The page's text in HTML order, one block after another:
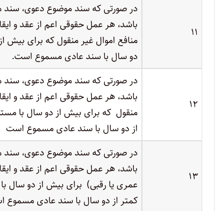
۱۱
در صورتی که سند موضوع دعوی،
باشد، هر عمل حقوقی اعم از عقد و
منافع اموال غیر منقول که برای
دو سال با سند عادی مسموع است.
۱۲
در صورتی که سند موضوع دعوی،
باشد، هر عمل حقوقی اعم از عقد و
منقول که برای بیش از دو سال با
از دو سال با سند عادی مسموع است
۱۳
در صورتی که سند موضوع دعوی،
باشد، هر عمل حقوقی اعم از عقد و
عمری یا رقبی) برای بیش از دو سال
کمتر از دو سال با سند عادی مسموع